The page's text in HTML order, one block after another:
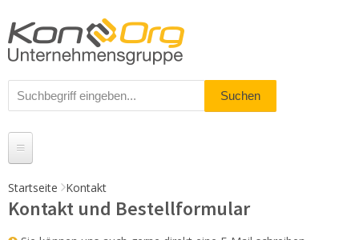
Produkte
Startseite Kontakt
Kontakt und Bestellformular